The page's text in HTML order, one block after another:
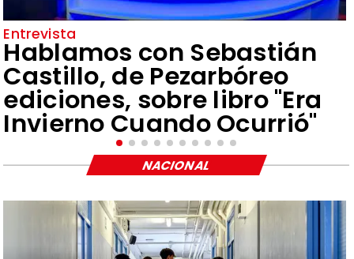
Entrevista
Hablamos con Sebastián
Castillo, de Pezarbóreo
ediciones, sobre libro "Era
Invierno Cuando Ocurrió"
NACIONAL